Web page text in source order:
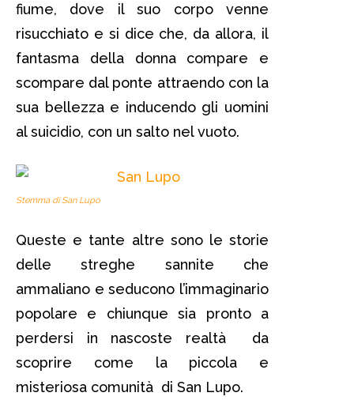
fiume, dove il suo corpo venne
risucchiato e si dice che, da allora, il
fantasma della donna compare e
scompare dal ponte attraendo con la
sua bellezza e inducendo gli uomini
al suicidio, con un salto nel vuoto.
Stemma di San Lupo
Queste e tante altre sono le storie
delle streghe sannite che
ammaliano e seducono l’immaginario
popolare e chiunque sia pronto a
perdersi in nascoste realtà da
scoprire come la piccola e
misteriosa comunità di San Lupo.